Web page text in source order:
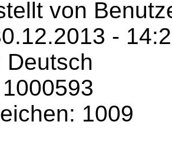
von
-
Deutsch
1009